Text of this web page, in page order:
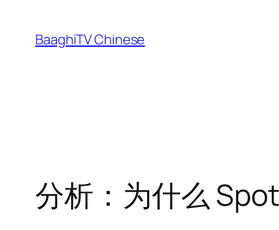
content
BaaghiTV Chinese
分析：为什么